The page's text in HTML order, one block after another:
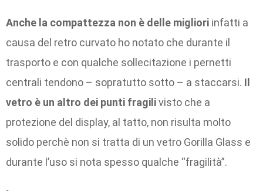
Anche la compattezza non è delle migliori infatti a
causa del retro curvato ho notato che durante il
trasporto e con qualche sollecitazione i pernetti
centrali tendono – sopratutto sotto – a staccarsi. Il
vetro è un altro dei punti fragilivisto che a
protezione del display, al tatto, non risulta molto
solido perchè non si tratta di un vetro Gorilla Glass e
durante l’uso si nota spesso qualche “fragilità”.